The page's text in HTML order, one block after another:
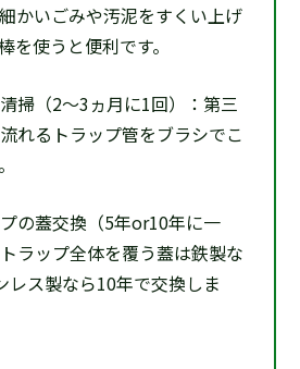
かいごみや汚泥をすくい上げ
を使うと便利です。
掃（2～3ヵ月に1回）：第三
れるトラップ管をブラシでこ
の蓋交換（5年or10年に一
ラップ全体を覆う蓋は鉄製な
レス製なら10年で交換しま